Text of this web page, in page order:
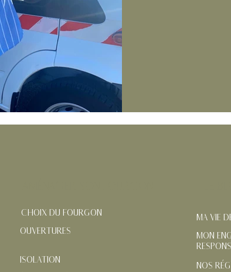
CHOIX DU FOURGON
OUVERTURES
ISOLATION
MA VIE
MON
NOS